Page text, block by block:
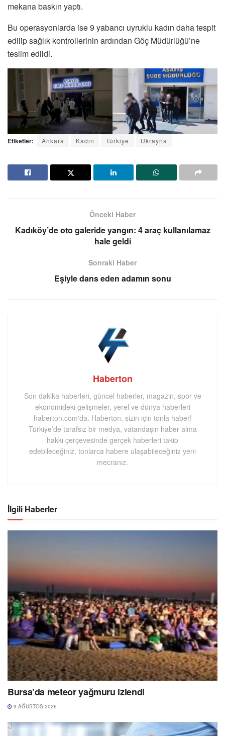
mekana baskın yaptı.
Bu operasyonlarda ise 9 yabancı uyruklu kadın daha tespit
edilip sağlık kontrollerinin ardından Göç Müdürlüğü’ne
teslim edildi.
Etiketler: Ankara Kadın Türkiye Ukrayna
Önceki Haber
Kadıköy’de oto galeride yangın: 4 araç kullanılamaz
hale geldi
Sonraki Haber
Eşiyle dans eden adamın sonu
Haberton
Son dakika haberleri, güncel haberler, magazin, spor ve
ekonomideki gelişmeler, yerel ve dünya haberleri
haberton.com'da. Haberton, sizin için tonla haber!
Türkiye’de tarafsız bir medya, vatandaşın haber alma
hakkı çerçevesinde gerçek haberleri takip
edebileceğiniz, tonlarca habere ulaşabileceğiniz yeni
mecranız.
İlgili Haberler
Bursa’da meteor yağmuru izlendi
9 AĞUSTOS 2026